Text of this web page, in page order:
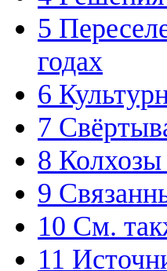
5
годах
6
7
8 Колхозы
9
10 См.
11